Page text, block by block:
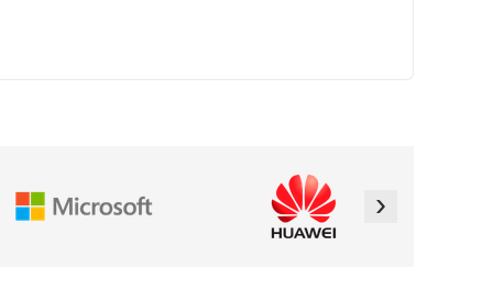
›